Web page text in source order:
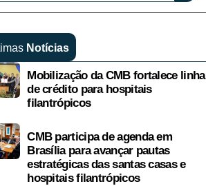
Notícias
Mobilização da CMB fortalece linha
de crédito para hospitais
filantrópicos
CMB participa de agenda em
Brasília para avançar pautas
estratégicas das santas casas e
hospitais filantrópicos